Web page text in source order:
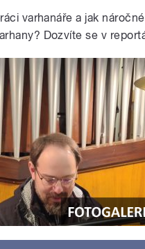
varhanáře a jak
Dozvíte se v